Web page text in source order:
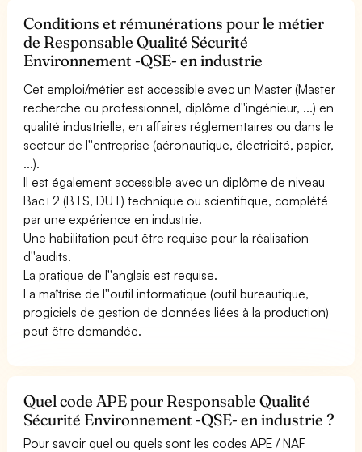
Conditions et rémunérations pour le métier
de Responsable Qualité Sécurité
Environnement -QSE- en industrie
Cet emploi/métier est accessible avec un Master (Master
recherche ou professionnel, diplôme d''ingénieur, ...) en
qualité industrielle, en affaires réglementaires ou dans le
secteur de l''entreprise (aéronautique, électricité, papier,
...).
Il est également accessible avec un diplôme de niveau
Bac+2 (BTS, DUT) technique ou scientifique, complété
par une expérience en industrie.
Une habilitation peut être requise pour la réalisation
d''audits.
La pratique de l''anglais est requise.
La maîtrise de l''outil informatique (outil bureautique,
progiciels de gestion de données liées à la production)
peut être demandée.
Quel code APE pour Responsable Qualité
Sécurité Environnement -QSE- en industrie ?
Pour savoir quel ou quels sont les codes APE / NAF